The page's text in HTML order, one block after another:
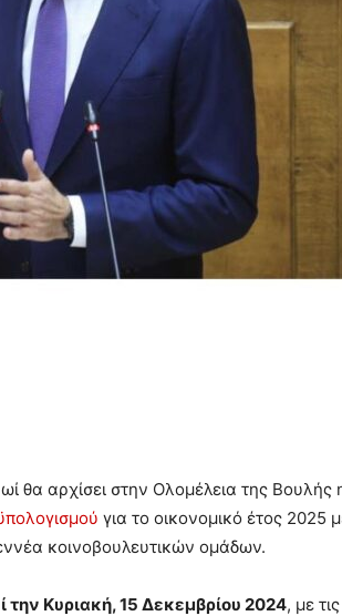
θα αρχίσει στην Ολομέλεια της Βουλής
για το οικονομικό έτος 2025
κοινοβουλευτικών ομάδων.
Κυριακή, 15 Δεκεμβρίου 2024, με τις